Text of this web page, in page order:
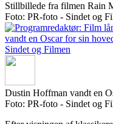
Stillbillede fra filmen Rain
Foto: PR-foto - Sindet og
Dustin Hoffman vandt en
Foto: PR-foto - Sindet og